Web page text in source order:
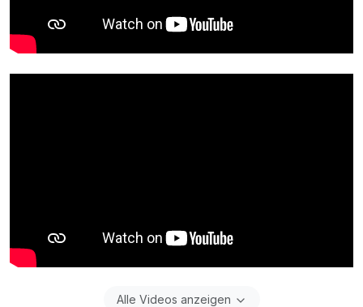
Alle Videos anzeigen